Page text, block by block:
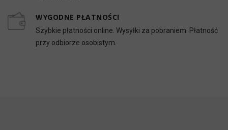
WYGODNE PŁATNOŚCI
Szybkie płatności online. Wysyłki za pobraniem. Płatność
przy odbiorze osobistym.